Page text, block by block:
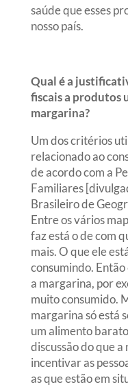
saúde que esses
nosso país.
Qual é a
fiscais a produtos
margarina?
Um dos critérios
relacionado ao
de acordo com a
Familiares
Brasileiro de
Entre os vários
faz está o de com
mais. O que ele
consumindo.
a margarina, por
muito consumido.
margarina só está
um alimento
discussão do que
incentivar as
as que estão em